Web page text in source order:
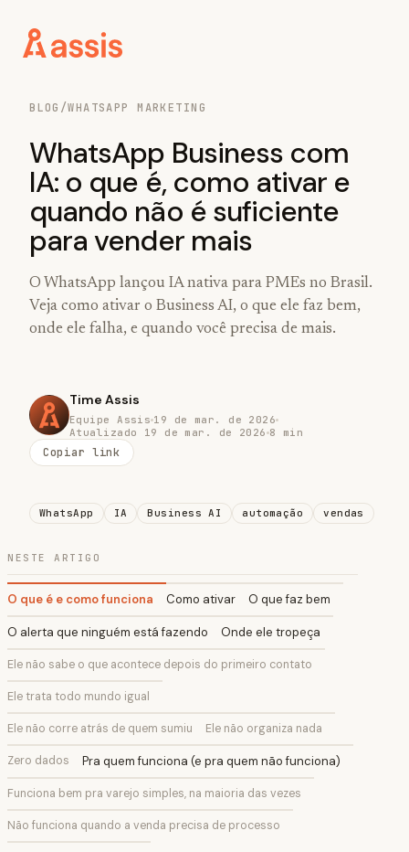
BLOG /WHATSAPP MARKETING
WhatsApp Business com
IA: o que é, como ativar e
quando não é suficiente
para vender mais
O WhatsApp lançou IA nativa para PMEs no Brasil.
Veja como ativar o Business AI, o que ele faz bem,
onde ele falha, e quando você precisa de mais.
Time Assis
Equipe Assis 19 de mar. de 2026
Atualizado 19 de mar. de 2026 8 min
Copiar link
WhatsApp IA Business AI automação vendas
NESTE ARTIGO
O que é e como funciona Como ativar O que faz bem
O alerta que ninguém está fazendo Onde ele tropeça
Ele não sabe o que acontece depois do primeiro contato
Ele trata todo mundo igual
Ele não corre atrás de quem sumiu Ele não organiza nada
Zero dados Pra quem funciona (e pra quem não funciona)
Funciona bem pra varejo simples, na maioria das vezes
Não funciona quando a venda precisa de processo